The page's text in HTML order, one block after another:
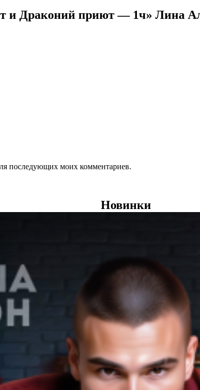
и Драконий приют — 1ч» Лина
последующих моих комментариев.
Новинки